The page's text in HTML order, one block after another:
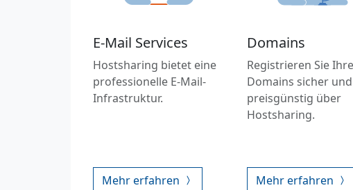
E-Mail Services
Hostsharing bietet eine
professionelle E-Mail-
Infrastruktur.
Mehr erfahren
Domains
Registrieren Sie Ihre
Domains sicher und
preisgünstig über
Hostsharing.
Mehr erfahren